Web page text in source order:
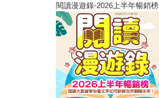
閱讀漫遊錄-2026上半年暢銷榜